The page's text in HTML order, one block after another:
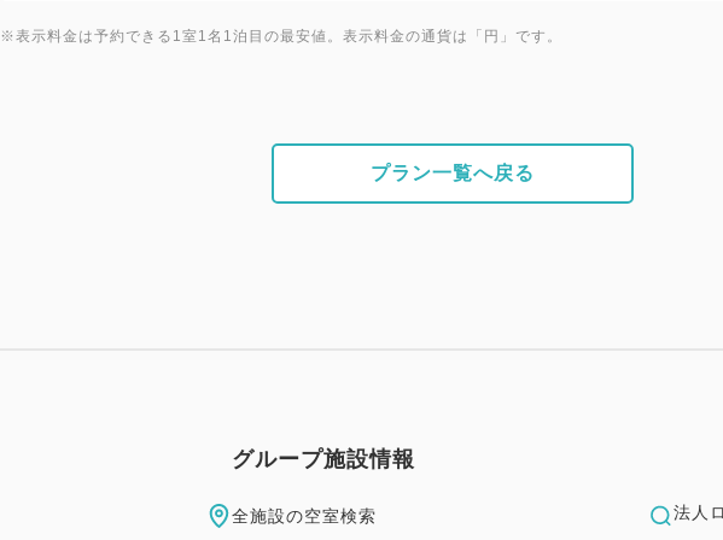
Ⓑお子様マリングッズ1つ(う
様一泊につき1枚お付けします
☆お食事券、チケットはチェ
※表示料金は予約できる1室1名1泊目の最安値。表示料金の通貨は「円」です。
プラン一覧へ戻る
グループ施設情報
全施設の空室検索 法人